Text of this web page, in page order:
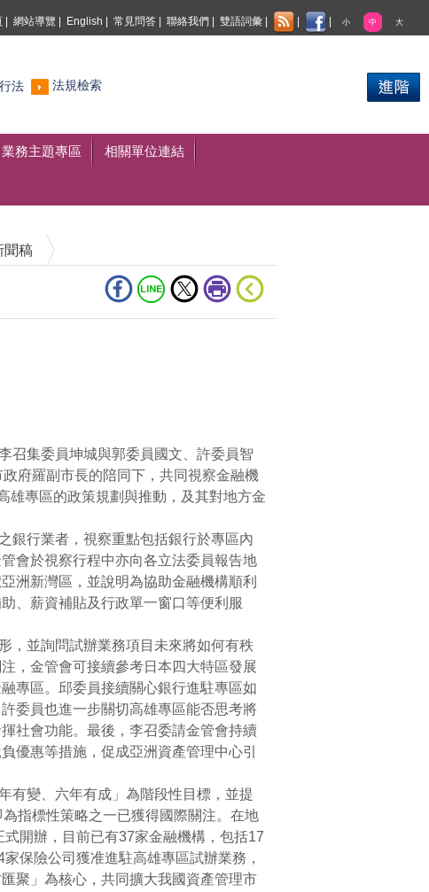
網站導覽 English 常見問答 聯絡我們 雙語詞彙 小 中 大
法 法規檢索
業務主題專區 相關單位連結
聞稿
集委員坤城與郭委員國文、許委員智
府羅副市長的陪同下，共同視察金融機
雄專區的政策規劃與推動，及其對地方金
行業者，視察重點包括銀行於專區內
會於視察行程中亦向各立法委員報告地
洲新灣區，並說明為協助金融機構順利
、薪資補貼及行政單一窗口等便利服
並詢問試辦業務項目未來將如何有秩
，金管會可接續參考日本四大特區發展
專區。邱委員接續關心銀行進駐專區如
委員也進一步關切高雄專區能否思考將
社會功能。最後，李召委請金管會持續
優惠等措施，促成亞洲資產管理中心引
變、六年有成」為階段性目標，並提
指標性策略之一已獲得國際關注。在地
開辦，目前已有37家金融機構，包括17
保險公司獲准進駐高雄專區試辦業務，
聚」為核心，共同擴大我國資產管理市